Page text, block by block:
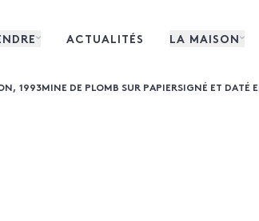
ACTUALITÉS LA MAISON
1993MINE DE PLOMB SUR PAPIERSIGNÉ ET DATÉ